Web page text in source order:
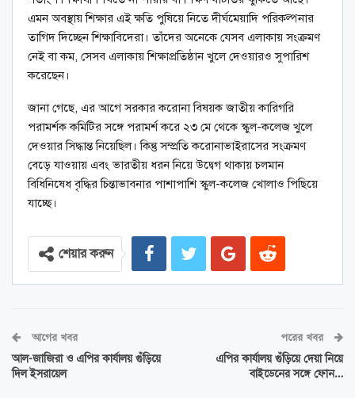
এমন অবস্থায় শিক্ষার এই ক্ষতি পুষিয়ে নিতে দীর্ঘমেয়াদি পরিকল্পনার
তাগিদ দিচ্ছেন শিক্ষাবিদেরা। তাঁদের অনেকে যেসব এলাকায় সংক্রমণ
নেই বা কম, সেসব এলাকায় শিক্ষাপ্রতিষ্ঠান খুলে দেওয়ারও সুপারিশ
করেছেন।
জানা গেছে, এর আগে সরকার করোনা বিষয়ক জাতীয় কারিগরি
পরামর্শক কমিটির সঙ্গে পরামর্শ করে ২৩ মে থেকে স্কুল-কলেজ খুলে
দেওয়ার সিদ্ধান্ত নিয়েছিল। কিন্তু সম্প্রতি করোনাভাইরাসের সংক্রমণ
বেড়ে যাওয়ায় এবং ভারতীয় ধরন নিয়ে উদ্বেগ থাকায় চলমান
বিধিনিষেধ বৃদ্ধির চিন্তাভাবনার পাশাপাশি স্কুল-কলেজ খোলাও পিছিয়ে
যাচ্ছে।
শেয়ার করুন
আগের খবর
আল-জাজিরা ও এপির কার্যালয় গুঁড়িয়ে
দিল ইসরায়েল
পরের খবর
এপির কার্যালয় গুঁড়িয়ে দেয়া নিয়ে
বাইডেনের সঙ্গে ফোন…